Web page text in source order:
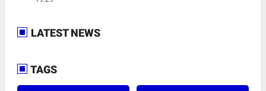
LATEST NEWS
TAGS